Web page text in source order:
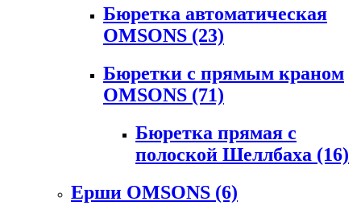
Бюретка автоматическая
OMSONS (23)
Бюретки с прямым краном
OMSONS (71)
Бюретка прямая с
полоской Шеллбаха (16)
Ерши OMSONS (6)